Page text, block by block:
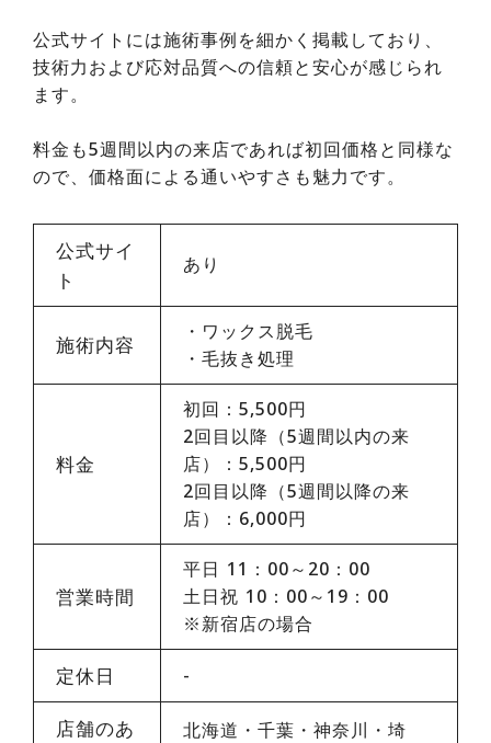
公式サイトには施術事例を細かく掲載しており、
技術力および応対品質への信頼と安心が感じられ
ます。
料金も5週間以内の来店であれば初回価格と同様な
ので、価格面による通いやすさも魅力です。
公式サイ
ト
あり
施術内容
・ ワックス脱毛
・ 毛抜き処理
料金
初回：5,500円
2回目以降（5週間以内の来
店）：5,500円
2回目以降（5週間以降の来
店）：6,000円
営業時間
平日 11：00～20：00
土日祝 10：00～19：00
※新宿店の場合
定休日 -
店舗のあ
北海道・千葉・神奈川・埼